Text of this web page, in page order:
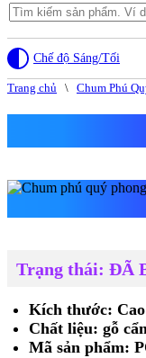
Search
for...
Chế độ Sáng/Tối
Trang chủ \ Chum Phú
Trạng thái: ĐÃ
Kích thước:
Chất liệu: gỗ
Mã sản phẩm: